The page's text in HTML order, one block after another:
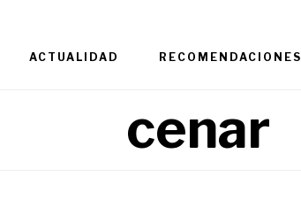
ACTUALIDAD RECOMENDACIONES
cenar